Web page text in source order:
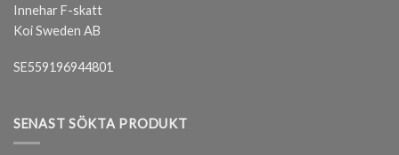
Innehar F-skatt
Koi Sweden AB
SE559196944801
SENAST SÖKTA PRODUKT